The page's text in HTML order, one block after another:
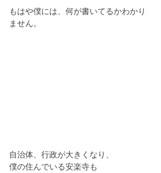
もはや僕には、何が書いてるかわかり
ません。
自治体、行政が大きくなり、
僕の住んでいる安楽寺も